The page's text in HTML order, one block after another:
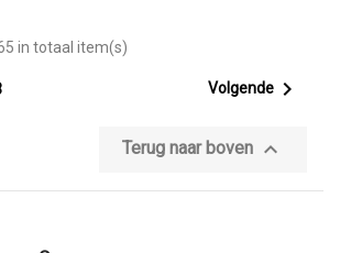
in totaal item(s)
Volgende 
Terug naar boven 